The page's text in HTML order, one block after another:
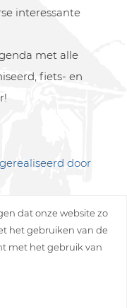
interessante
met alle
fiets- en
door
dat onze website zo
het gebruiken van de
met het gebruik van